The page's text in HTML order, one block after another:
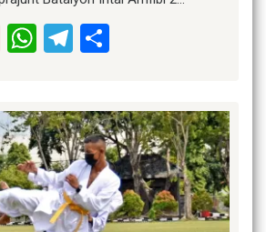
Pinterest
WhatsApp
Telegram